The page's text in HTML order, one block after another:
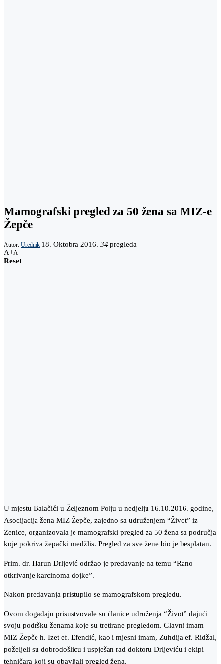
Mamografski pregled za 50 žena sa MIZ-e
Žepče
Autor: Urednik 18. Oktobra 2016. 34 pregleda
A+A-
Reset
U mjestu Balačići u Željeznom Polju u nedjelju 16.10.2016. godine,
Asocijacija žena MIZ Žepče, zajedno sa udruženjem “Život” iz
Zenice, organizovala je mamografski pregled za 50 žena sa područja
koje pokriva žepački medžlis. Pregled za sve žene bio je besplatan.
Prim. dr. Harun Drljević održao je predavanje na temu “Rano
otkrivanje karcinoma dojke”.
Nakon predavanja pristupilo se mamografskom pregledu.
Ovom događaju prisustvovale su članice udruženja “Život” dajući
svoju podršku ženama koje su tretirane pregledom. Glavni imam
MIZ Žepče h. Izet ef. Efendić, kao i mjesni imam, Zuhdija ef. Ridžal,
poželjeli su dobrodošlicu i uspješan rad doktoru Drljeviću i ekipi
tehničara koji su obavljali pregled žena.